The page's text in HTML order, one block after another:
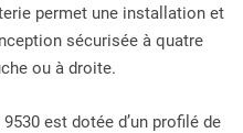
permet une installation et
sécurisée à quatre
ou à droite.
est dotée d’un profilé de